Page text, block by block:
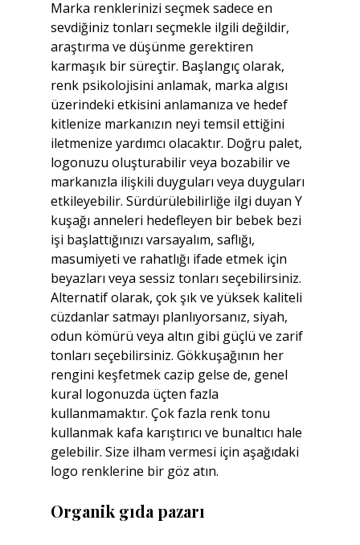
Marka renklerinizi seçmek sadece en
sevdiğiniz tonları seçmekle ilgili değildir,
araştırma ve düşünme gerektiren
karmaşık bir süreçtir. Başlangıç ​​olarak,
renk psikolojisini anlamak, marka algısı
üzerindeki etkisini anlamanıza ve hedef
kitlenize markanızın neyi temsil ettiğini
iletmenize yardımcı olacaktır. Doğru palet,
logonuzu oluşturabilir veya bozabilir ve
markanızla ilişkili duyguları veya duyguları
etkileyebilir. Sürdürülebilirliğe ilgi duyan Y
kuşağı anneleri hedefleyen bir bebek bezi
işi başlattığınızı varsayalım, saflığı,
masumiyeti ve rahatlığı ifade etmek için
beyazları veya sessiz tonları seçebilirsiniz.
Alternatif olarak, çok şık ve yüksek kaliteli
cüzdanlar satmayı planlıyorsanız, siyah,
odun kömürü veya altın gibi güçlü ve zarif
tonları seçebilirsiniz. Gökkuşağının her
rengini keşfetmek cazip gelse de, genel
kural logonuzda üçten fazla
kullanmamaktır. Çok fazla renk tonu
kullanmak kafa karıştırıcı ve bunaltıcı hale
gelebilir. Size ilham vermesi için aşağıdaki
logo renklerine bir göz atın.
Organik gıda pazarı